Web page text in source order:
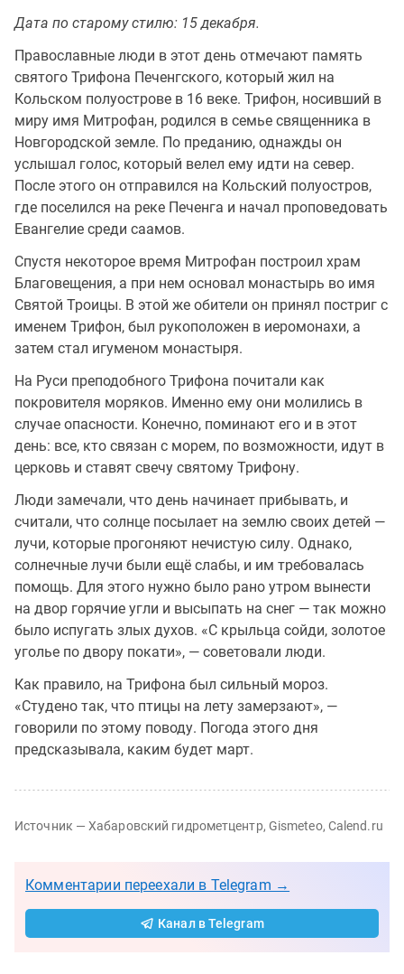
Дата по старому стилю: 15 декабря.
Православные люди в этот день отмечают память
святого Трифона Печенгского, который жил на
Кольском полуострове в 16 веке. Трифон, носивший в
миру имя Митрофан, родился в семье священника в
Новгородской земле. По преданию, однажды он
услышал голос, который велел ему идти на север.
После этого он отправился на Кольский полуостров,
где поселился на реке Печенга и начал проповедовать
Евангелие среди саамов.
Спустя некоторое время Митрофан построил храм
Благовещения, а при нем основал монастырь во имя
Святой Троицы. В этой же обители он принял постриг с
именем Трифон, был рукоположен в иеромонахи, а
затем стал игуменом монастыря.
На Руси преподобного Трифона почитали как
покровителя моряков. Именно ему они молились в
случае опасности. Конечно, поминают его и в этот
день: все, кто связан с морем, по возможности, идут в
церковь и ставят свечу святому Трифону.
Люди замечали, что день начинает прибывать, и
считали, что солнце посылает на землю своих детей —
лучи, которые прогоняют нечистую силу. Однако,
солнечные лучи были ещё слабы, и им требовалась
помощь. Для этого нужно было рано утром вынести
на двор горячие угли и высыпать на снег — так можно
было испугать злых духов. «С крыльца сойди, золотое
уголье по двору покати», — советовали люди.
Как правило, на Трифона был сильный мороз.
«Студено так, что птицы на лету замерзают», —
говорили по этому поводу. Погода этого дня
предсказывала, каким будет март.
Источник — Хабаровский гидрометцентр, Gismeteo, Calend.ru
Комментарии переехали в Telegram →
Канал в Telegram